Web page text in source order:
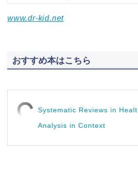
www.dr-kid.net
おすすめ本はこちら
Systematic Reviews in
Analysis in Context